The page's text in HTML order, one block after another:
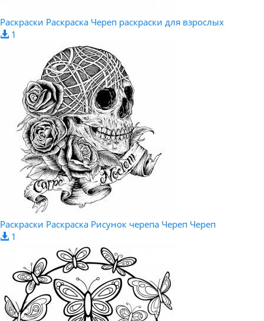
Раскраски Раскраска Череп раскраски для взрослых
1
Раскраски Раскраска Рисунок черепа Череп Череп
1